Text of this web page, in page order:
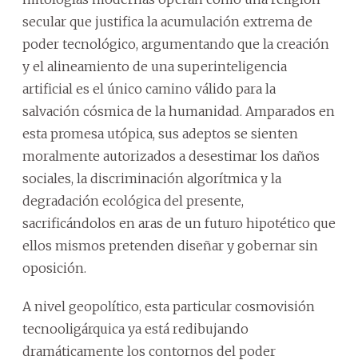
secular que justifica la acumulación extrema de
poder tecnológico, argumentando que la creación
y el alineamiento de una superinteligencia
artificial es el único camino válido para la
salvación cósmica de la humanidad. Amparados en
esta promesa utópica, sus adeptos se sienten
moralmente autorizados a desestimar los daños
sociales, la discriminación algorítmica y la
degradación ecológica del presente,
sacrificándolos en aras de un futuro hipotético que
ellos mismos pretenden diseñar y gobernar sin
oposición.
A nivel geopolítico, esta particular cosmovisión
tecnooligárquica ya está redibujando
dramáticamente los contornos del poder